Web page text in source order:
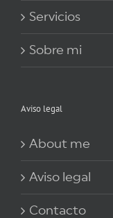
Servicios
Sobre mi
Aviso legal
About me
Aviso legal
Contacto